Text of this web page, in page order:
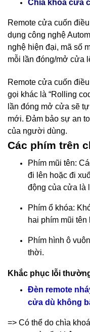
Chìa khoá cửa
Remote cửa cuốn
dụng công nghệ
nghệ hiện đại, mã số
mỗi lần đóng/mở cửa
Remote cửa cuốn
gọi khác là “Rolling
lần đóng mở cửa sẽ
mới. Đảm bảo sự an
của người dùng.
Các phím trên
Phím mũi tên:
đi lên hoặc đi
động của cửa là
Phím ổ khóa:
hai phím mũi
Phím hình ô
thời.
Khắc phục lỗi
Đèn remote
cửa dù không
=> Có thể do chìa